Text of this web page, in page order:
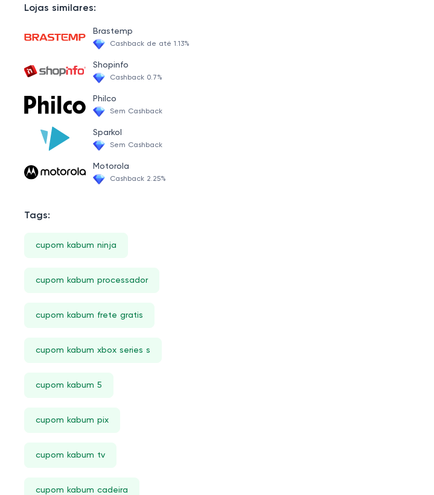
PS3
Nespresso
GoPro
Lego Star Wars
Playstation Store
Memória RAM 3600Mhz
Pocophone
Office 365
Comedouro
Marvel
IPhone 11
Lojas similares:
Brastemp
Cashback de até 1.13%
Shopinfo
Cashback 0.7%
Philco
Sem Cashback
Sparkol
Sem Cashback
Motorola
Cashback 2.25%
Tags:
cupom kabum ninja
cupom kabum processador
cupom kabum frete gratis
cupom kabum xbox series s
cupom kabum 5
cupom kabum pix
cupom kabum tv
cupom kabum cadeira